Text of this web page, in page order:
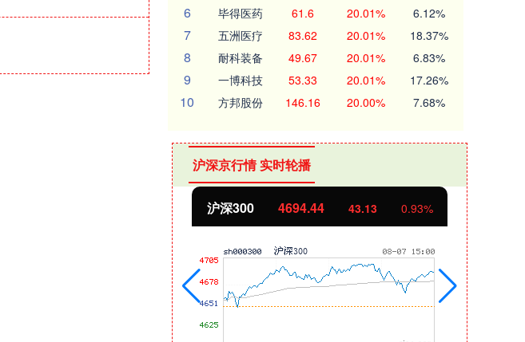
6 毕得医药 61.6 20.01% 6.12%
7 五洲医疗 83.62 20.01% 18.37%
8 耐科装备 49.67 20.01% 6.83%
9 一博科技 53.33 20.01% 17.26%
10 方邦股份 146.16 20.00% 7.68%
沪深京行情 实时轮播
北证50 1134.24 11.37 1.01%